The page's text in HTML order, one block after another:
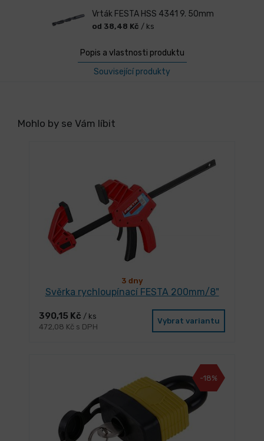
Vrták FESTA HSS 4341 9. 50mm
od 38,48 Kč / ks
Popis a vlastnosti produktu
Související produkty
Mohlo by se Vám líbit
3 dny
Svěrka rychloupínací FESTA 200mm/8"
390,15 Kč / ks
472,08 Kč s DPH
Vybrat variantu
-18%